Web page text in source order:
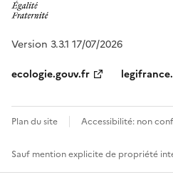
Version 3.3.1 17/07/2026
ecologie.gouv.fr
Plan du site Accessibilité: non
Sauf mention explicite de propriété